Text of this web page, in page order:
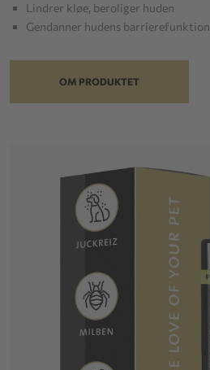
Lindrer kløe, beroliger huden
Gendanner hudens barrierefunktion
OM PRODUKTET